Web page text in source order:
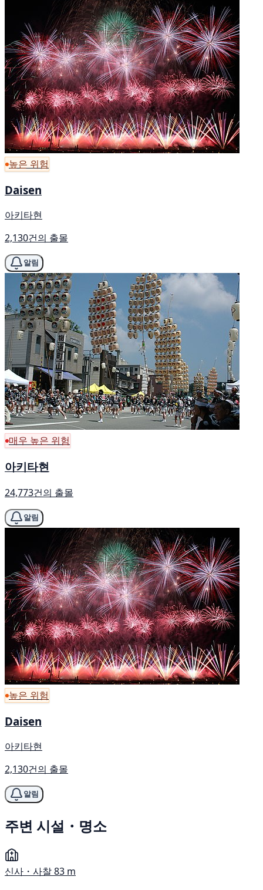
높은 위험
Daisen
아키타현
2,130건의 출몰
알림
매우 높은 위험
아키타현
24,773건의 출몰
알림
높은 위험
Daisen
아키타현
2,130건의 출몰
알림
주변 시설・명소
신사・사찰83 m